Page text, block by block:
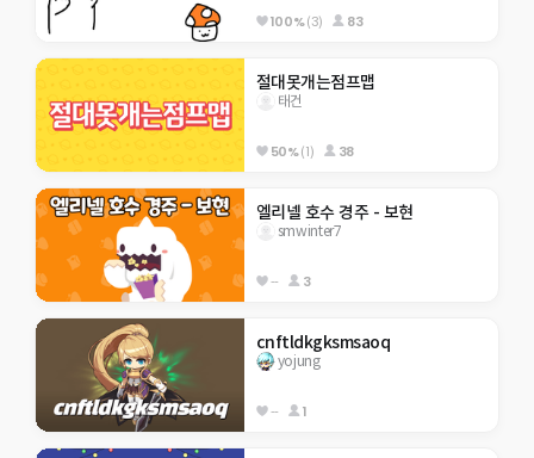
100%(3) 83
절대못개는점프맵
태건
50%(1) 38
엘리넬 호수 경주 - 보현
smwinter7
-- 3
cnftldkgksmsaoq
yojung
-- 1